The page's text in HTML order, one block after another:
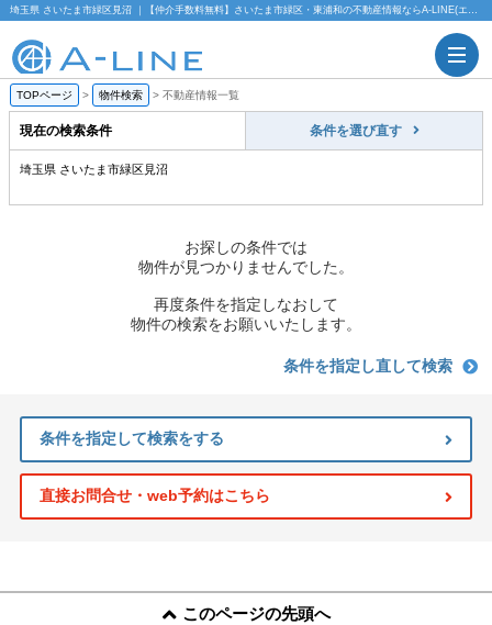
埼玉県 さいたま市緑区見沼 ｜【仲介手数料無料】さいたま市緑区・東浦和の不動産情報ならA-LINE(エーライン)
TOPページ > 物件検索 > 不動産情報一覧
現在の検索条件 条件を選び直す
埼玉県 さいたま市緑区見沼
お探しの条件では
物件が見つかりませんでした。
再度条件を指定しなおして
物件の検索をお願いいたします。
条件を指定し直して検索
条件を指定して検索をする
直接お問合せ・web予約はこちら
このページの先頭へ